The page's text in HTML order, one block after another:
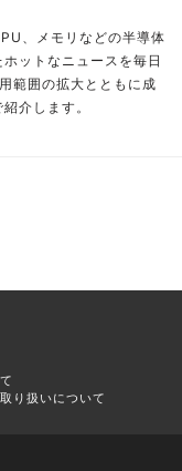
、メモリなどの半導体
ットなニュースを毎日
範囲の拡大とともに成
介します。
り扱いについて